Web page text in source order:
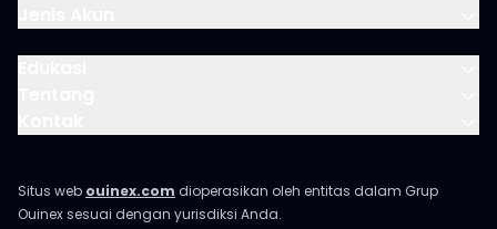
Situs web ouinex.com dioperasikan oleh entitas dalam Grup
Ouinex sesuai dengan yurisdiksi Anda.